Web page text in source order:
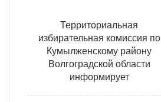
Территориальная
избирательная комиссия по
Кумылженскому району
Волгоградской области
информирует